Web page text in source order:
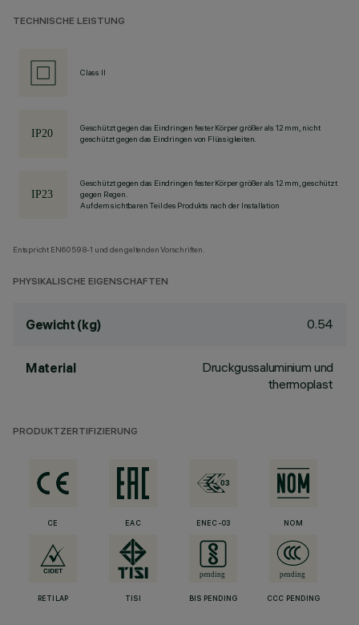
TECHNISCHE LEISTUNG
Class II
Geschützt gegen das Eindringen fester Körper größer als 12 mm, nicht
geschützt gegen das Eindringen von Flüssigkeiten.
Geschützt gegen das Eindringen fester Körper größer als 12 mm, geschützt
gegen Regen.
Auf dem sichtbaren Teil des Produkts nach der Installation
Entspricht EN60598-1 und den geltenden Vorschriften.
PHYSIKALISCHE EIGENSCHAFTEN
Gewicht (kg) 0.54
Material
Druckgussaluminium und
thermoplast
PRODUKTZERTIFIZIERUNG
CE EAC ENEC-03 NOM
RETILAP TISI BIS PENDING CCC PENDING